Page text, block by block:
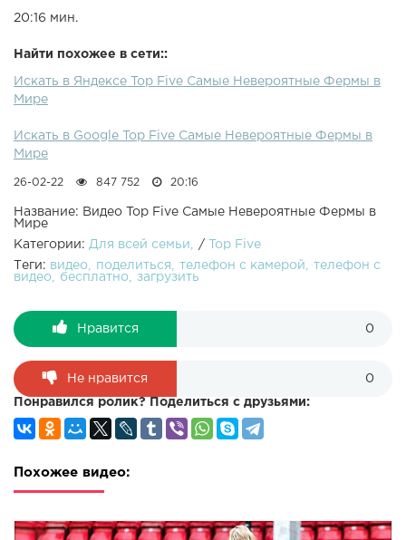
20:16 мин.
Найти похожее в сети::
Искать в Яндексе Top Five Самые Невероятные Фермы в
Мире
Искать в Google Top Five Самые Невероятные Фермы в
Мире
26-02-22 847 752 20:16
Название: Видео Top Five Самые Невероятные Фермы в
Мире
Категории: Для всей семьи /
Top Five
Теги: видео поделиться телефон с камерой
телефон с
видео
бесплатно загрузить
Нравится 0
Не нравится 0
Понравился ролик? Поделиться с друзьями:
Похожее видео: